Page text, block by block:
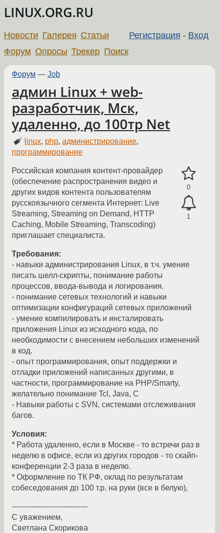
LINUX.ORG.RU
Регистрация - Вход
Новости Галерея Статьи
Форум Опросы Трекер Поиск
Форум — Job
админ Linux + web-
разработчик, Мск,
удаленно, до 100тр Net
linux, php,администрирование,
программирование
0
1
Российская компания контент-провайдер
(обеспечение распространения видео и
других видов контента пользователям
русскоязычного сегмента Интернет: Live
Streaming, Streaming on Demand, HTTP
Caching, Mobile Streaming, Transcoding)
приглашает специалиста.
Требования:
- навыки администрирования Linux, в т.ч. умение
писать шелл-скрипты, понимание работы
процессов, ввода-вывода и логирования.
- понимание сетевых технологий и навыки
оптимизации конфигураций сетевых приложений
- умение компилировать и инсталировать
приложения Linux из исходного кода, по
необходимости с внесением небольших изменений
в код.
- опыт программирования, опыт поддержки и
отладки приложений написанных другими, в
частности, программирование на PHP/Smarty,
желательно понимание Tcl, Java, С
- Навыки работы с SVN, системами отслеживания
багов.
Условия:
* Работа удаленно, если в Москве - то встречи раз в
неделю в офисе, если из других городов - то скайп-
конференции 2-3 раза в неделю.
* Оформление по ТК РФ, оклад по результатам
собеседования до 100 т.р. на руки (все в белую),
-------------------------------
С уважением,
Светлана Скорикова